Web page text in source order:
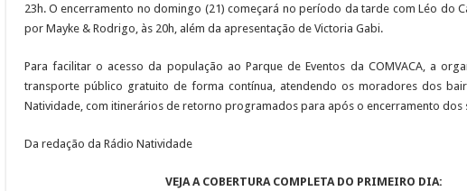
23h. O encerramento no domingo (21) começará no período da tarde com Léo do
por Mayke & Rodrigo, às 20h, além da apresentação de Victoria Gabi.
Para facilitar o acesso da população ao Parque de Eventos da COMVACA, a
transporte público gratuito de forma contínua, atendendo os moradores dos
Natividade, com itinerários de retorno programados para após o encerramento dos
Da redação da Rádio Natividade
VEJA A COBERTURA COMPLETA DO PRIMEIRO DIA: